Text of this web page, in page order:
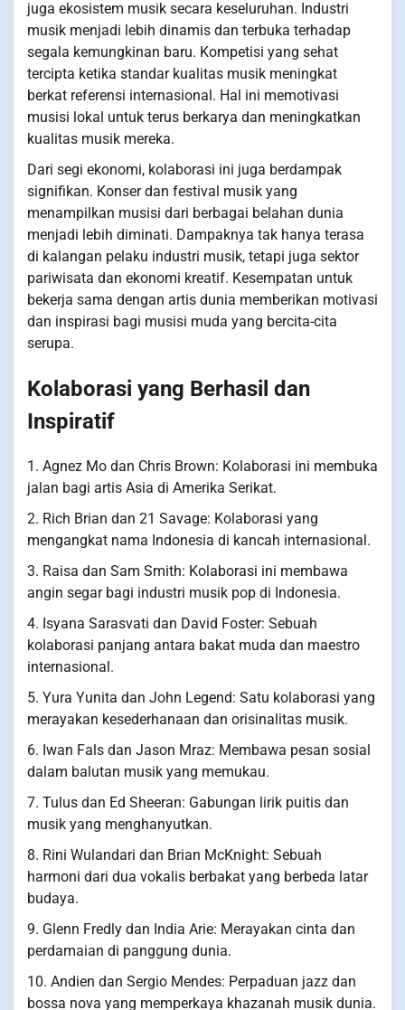
juga ekosistem musik secara keseluruhan. Industri
musik menjadi lebih dinamis dan terbuka terhadap
segala kemungkinan baru. Kompetisi yang sehat
tercipta ketika standar kualitas musik meningkat
berkat referensi internasional. Hal ini memotivasi
musisi lokal untuk terus berkarya dan meningkatkan
kualitas musik mereka.
Dari segi ekonomi, kolaborasi ini juga berdampak
signifikan. Konser dan festival musik yang
menampilkan musisi dari berbagai belahan dunia
menjadi lebih diminati. Dampaknya tak hanya terasa
di kalangan pelaku industri musik, tetapi juga sektor
pariwisata dan ekonomi kreatif. Kesempatan untuk
bekerja sama dengan artis dunia memberikan motivasi
dan inspirasi bagi musisi muda yang bercita-cita
serupa.
Kolaborasi yang Berhasil dan
Inspiratif
1. Agnez Mo dan Chris Brown: Kolaborasi ini membuka
jalan bagi artis Asia di Amerika Serikat.
2. Rich Brian dan 21 Savage: Kolaborasi yang
mengangkat nama Indonesia di kancah internasional.
3. Raisa dan Sam Smith: Kolaborasi ini membawa
angin segar bagi industri musik pop di Indonesia.
4. Isyana Sarasvati dan David Foster: Sebuah
kolaborasi panjang antara bakat muda dan maestro
internasional.
5. Yura Yunita dan John Legend: Satu kolaborasi yang
merayakan kesederhanaan dan orisinalitas musik.
6. Iwan Fals dan Jason Mraz: Membawa pesan sosial
dalam balutan musik yang memukau.
7. Tulus dan Ed Sheeran: Gabungan lirik puitis dan
musik yang menghanyutkan.
8. Rini Wulandari dan Brian McKnight: Sebuah
harmoni dari dua vokalis berbakat yang berbeda latar
budaya.
9. Glenn Fredly dan India Arie: Merayakan cinta dan
perdamaian di panggung dunia.
10. Andien dan Sergio Mendes: Perpaduan jazz dan
bossa nova yang memperkaya khazanah musik dunia.